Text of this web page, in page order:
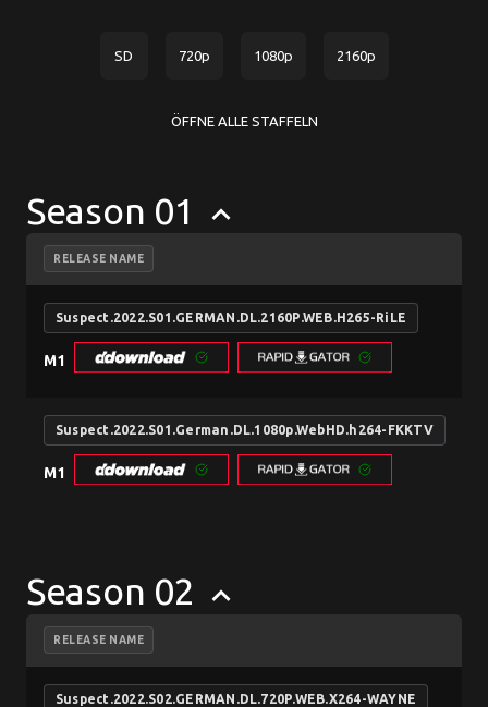
SD 720p 1080p 2160p
ÖFFNE ALLE STAFFELN
Season 01 keyboard_arrow_up
RELEASE NAME
Suspect.2022.S01.GERMAN.DL.2160P.WEB.H265-RiLE
M1
Suspect.2022.S01.German.DL.1080p.WebHD.h264-FKKTV
M1
Season 02 keyboard_arrow_up
RELEASE NAME
Suspect.2022.S02.GERMAN.DL.720P.WEB.X264-WAYNE